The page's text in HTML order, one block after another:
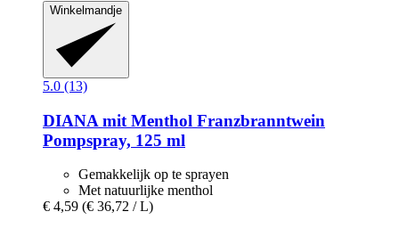
Winkelmandje
5.0 (13)
DIANA mit Menthol Franzbranntwein
Pompspray, 125 ml
Gemakkelijk op te sprayen
Met natuurlijke menthol
€ 4,59 (€ 36,72 / L)